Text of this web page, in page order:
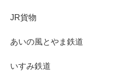
JR貨物
あいの風とやま鉄道
いすみ鉄道